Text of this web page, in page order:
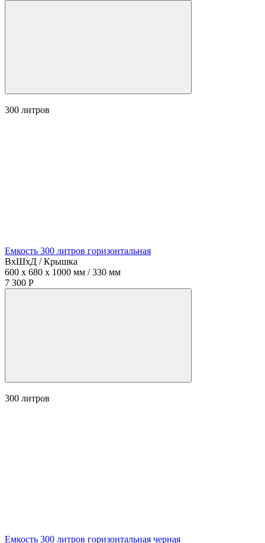
300 литров
Емкость 300 литров горизонтальная
ВхШхД / Крышка
600 x 680 x 1000 мм / 330 мм
7 300 Р
300 литров
Емкость 300 литров горизонтальная черная